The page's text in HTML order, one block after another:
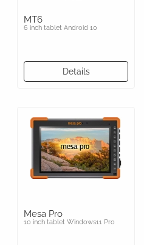
MT6
6 inch tablet Android 10
Details
Mesa Pro
10 inch tablet Windows11 Pro